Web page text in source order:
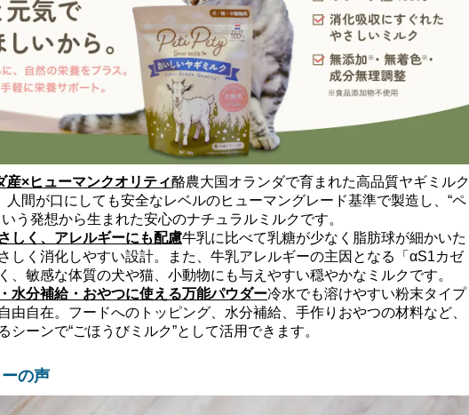
産×ヒューマンクオリティ酪農大国オランダで育まれた高品質ヤギミルク
人間が口にしても安全なレベルのヒューマングレード基準で製造し、“ペ
う発想から生まれた安心のナチュラルミルクです。
しく、アレルギーにも配慮牛乳に比べて乳糖が少なく脂肪球が細かいた
しく消化しやすい設計。また、牛乳アレルギーの主因となる「αS1カゼ
、敏感な体質の犬や猫、小動物にも与えやすい穏やかなミルクです。
水分補給・おやつに使える万能パウダー冷水でも溶けやすい粉末タイプ
由自在。フードへのトッピング、水分補給、手作りおやつの材料など、
シーンで“ごほうびミルク”として活用できます。
の声